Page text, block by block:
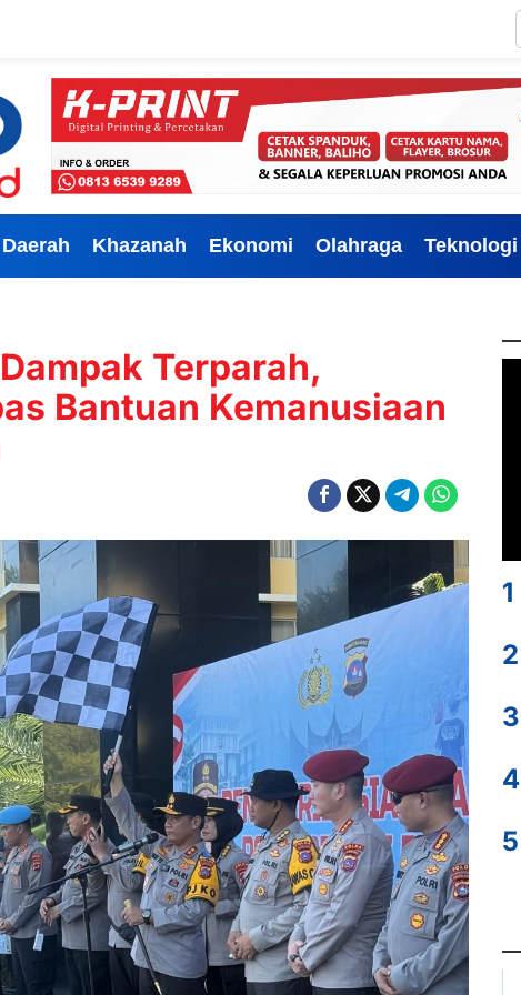
Daerah Khazanah Ekonomi Olahraga Teknologi
Terparah,
Bantuan Kemanusiaan
1
2
3
4
5